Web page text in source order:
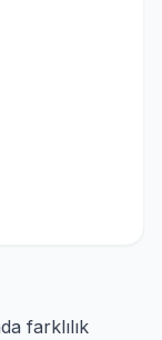
farklılık